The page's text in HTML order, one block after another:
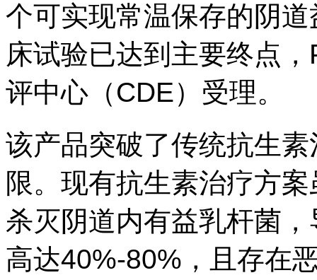
个可实现常温保存的阴
床试验已达到主要终点
评中心（CDE）受理。
该产品突破了传统抗生
限。现有抗生素治疗方
杀灭阴道内有益乳杆菌
高达40%-80%，且存在